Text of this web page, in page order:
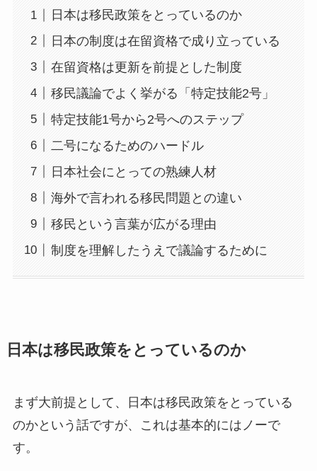
日本は移民政策をとっているのか
日本の制度は在留資格で成り立っている
在留資格は更新を前提とした制度
移民議論でよく挙がる「特定技能2号」
特定技能1号から2号へのステップ
二号になるためのハードル
日本社会にとっての熟練人材
海外で言われる移民問題との違い
移民という言葉が広がる理由
制度を理解したうえで議論するために
日本は移民政策をとっているのか
まず大前提として、日本は移民政策をとっている
のかという話ですが、これは基本的にはノーで
す。